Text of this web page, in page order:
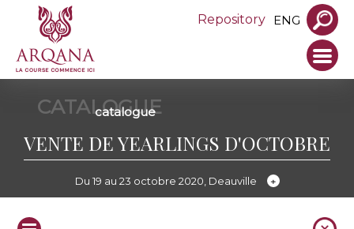
Repository ENG
CATALOGUE
catalogue
VENTE DE YEARLINGS D'OCTOBRE
Du 19 au 23 octobre 2020, Deauville